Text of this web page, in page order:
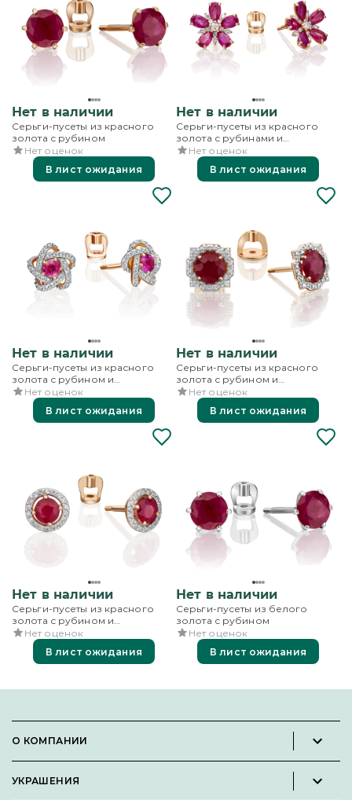
Нет в наличии
Серьги-пусеты из красного
золота с рубином
Нет оценок
В лист ожидания
Нет в наличии
Серьги-пусеты из красного
золота с рубинами и
бриллиантами
Нет оценок
В лист ожидания
Нет в наличии
Серьги-пусеты из красного
золота с рубином и
бриллиантами
Нет оценок
В лист ожидания
Нет в наличии
Серьги-пусеты из красного
золота с рубином и
бриллиантами
Нет оценок
В лист ожидания
Нет в наличии
Серьги-пусеты из красного
золота с рубином и
бриллиантами
Нет оценок
В лист ожидания
Нет в наличии
Серьги-пусеты из белого
золота с рубином
Нет оценок
В лист ожидания
О КОМПАНИИ
Вакансии
УКРАШЕНИЯ